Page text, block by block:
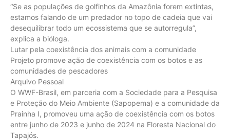
“Se as populações de golfinhos da Amazônia forem extintas,
estamos falando de um predador no topo de cadeia que vai
desequilibrar todo um ecossistema que se autorregula”,
explica a bióloga.
Lutar pela coexistência dos animais com a comunidade
Projeto promove ação de coexistência com os botos e as
comunidades de pescadores
Arquivo Pessoal
O WWF-Brasil, em parceria com a Sociedade para a Pesquisa
e Proteção do Meio Ambiente (Sapopema) e a comunidade da
Prainha I, promoveu uma ação de coexistência com os botos
entre junho de 2023 e junho de 2024 na Floresta Nacional do
Tapajós.